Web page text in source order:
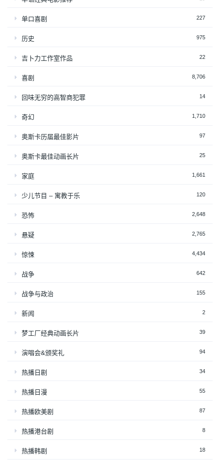
单口喜剧 227
历史 975
吉卜力工作室作品 22
喜剧 8,706
回味无穷的高智商犯罪 14
奇幻 1,710
奥斯卡历届最佳影片 97
奥斯卡最佳动画长片 25
家庭 1,661
少儿节目 – 寓教于乐 120
恐怖 2,648
悬疑 2,765
惊悚 4,434
战争 642
战争与政治 155
新闻 2
梦工厂经典动画长片 39
演唱会&颁奖礼 94
热播日剧 34
热播日漫 55
热播欧美剧 87
热播港台剧 8
热播韩剧 18